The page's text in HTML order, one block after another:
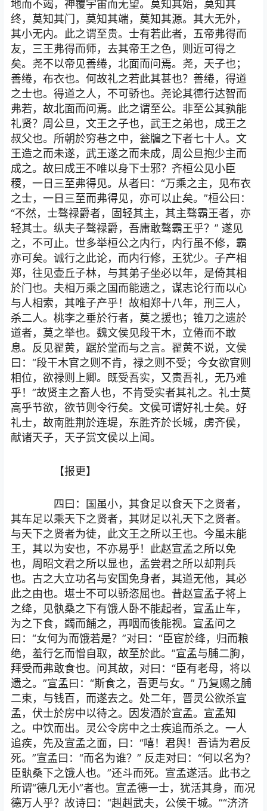
地而不竭，神覆宇宙而无望。莫知其始，莫知其
终，莫知其门，莫知其端，莫知其源。其大无外，
其小无内。此之谓至贵。士有若此者，五帝弗得而
友，三王弗得而师，去其帝王之色，则近可得之
矣。尧不以帝见善绻，北面而问焉。尧，天子也；
善绻，布衣也。何故礼之若此其甚也？善绻，得道
之士也。得道之人，不可骄也。尧论其德行达智而
弗若，故北面而问焉。此之谓至公。非至公其孰能
礼贤？周公旦，文王之子也，武王之弟也，成王之
叔父也。所朝於穷巷之中，瓮牖之下者七十人。文
王造之而未遂，武王遂之而未成，周公旦抱少主而
成之。故曰成王不唯以身下士邪？齐桓公见小臣
稷，一日三至弗得见。从者曰：“万乘之主，见布衣
之士，一日三至而弗得见，亦可以止矣。”桓公曰：
“不然，士骜禄爵者，固轻其主，其主骜霸王者，亦
轻其士。纵夫子骜禄爵，吾庸敢骜霸王乎？” 遂见
之，不可止。世多举桓公之内行，内行虽不修，霸
亦可矣。诚行之此论，而内行修，王犹少。子产相
郑，往见壶丘子林，与其弟子坐必以年，是倚其相
於门也。夫相万乘之国而能遗之，谋志论行而以心
与人相索，其唯子产乎！故相郑十八年，刑三人，
杀二人。桃李之垂於行者，莫之援也；锥刀之遗於
道者，莫之举也。魏文侯见段干木，立倦而不敢
息。反见翟黄，踞於堂而与之言。翟黄不说，文侯
曰：“段干木官之则不肯，禄之则不受；今女欲官则
相位，欲禄则上卿。既受吾实，又责吾礼，无乃难
乎！”故贤主之畜人也，不肯受实者其礼之。礼士莫
高乎节欲，欲节则令行矣。文侯可谓好礼士矣。好
礼士，故南胜荆於连堤，东胜齐於长城，虏齐侯，
献诸天子，天子赏文侯以上闻。
【报更】
四曰：国虽小，其食足以食天下之贤者，
其车足以乘天下之贤者，其财足以礼天下之贤者。
与天下之贤者为徒，此文王之所以王也。今虽未能
王，其以为安也，不亦易乎！此赵宣孟之所以免
也，周昭文君之所以显也，孟尝君之所以却荆兵
也。古之大立功名与安国免身者，其道无他，其必
此之由也。堪士不可以骄恣屈也。昔赵宣孟子将上
之绛，见骫桑之下有饿人卧不能起者，宣孟止车，
为之下食，蠲而餔之，再咽而後能视。宣孟问之
曰：“女何为而饿若是？”对曰：“臣宦於绛，归而粮
绝，羞行乞而憎自取，故至於此。”宣孟与脯二朐，
拜受而弗敢食也。问其故，对曰：“臣有老母，将以
遗之。”宣孟曰：“斯食之，吾更与女。” 乃复赐之脯
二束，与钱百，而遂去之。处二年，晋灵公欲杀宣
孟，伏士於房中以待之。因发酒於宣孟。宣孟知
之。中饮而出。灵公令房中之士疾追而杀之。一人
追疾，先及宣孟之面，曰：“嘻！君舆！吾请为君反
死。”宣孟曰：“而名为谁？” 反走对曰：“何以名为？
臣骫桑下之饿人也。”还斗而死。宣孟遂活。此书之
所谓“德几无小”者也。宣孟德一士，犹活其身，而况
德万人乎？故诗曰：“赳赳武夫，公侯干城。”“济济